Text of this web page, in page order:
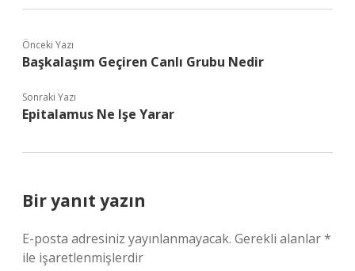
Önceki Yazı
Başkalaşım Geçiren Canlı Grubu Nedir
Sonraki Yazı
Epitalamus Ne Işe Yarar
Bir yanıt yazın
E-posta adresiniz yayınlanmayacak. Gerekli alanlar*
ile işaretlenmişlerdir